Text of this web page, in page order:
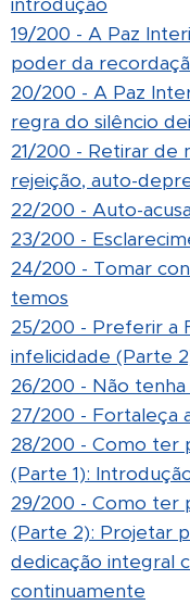
19/200 - A Paz
poder da
20/200 - A Paz
regra do silêncio
21/200 - Retirar de
rejeição, auto-
22/200 - Auto-
23/200 -
24/200 - Tomar
temos
25/200 - Preferir a
infelicidade (Parte
26/200 - Não
27/200 - Fortaleça
28/200 - Como ter
(Parte 1):
29/200 - Como ter
(Parte 2): Projetar
dedicação integral
continuamente